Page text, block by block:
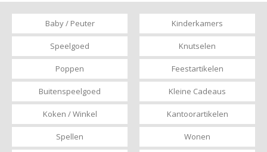
Baby / Peuter
Speelgoed
Poppen
Buitenspeelgoed
Koken / Winkel
Spellen
Kinderkamers
Knutselen
Feestartikelen
Kleine Cadeaus
Kantoorartikelen
Wonen